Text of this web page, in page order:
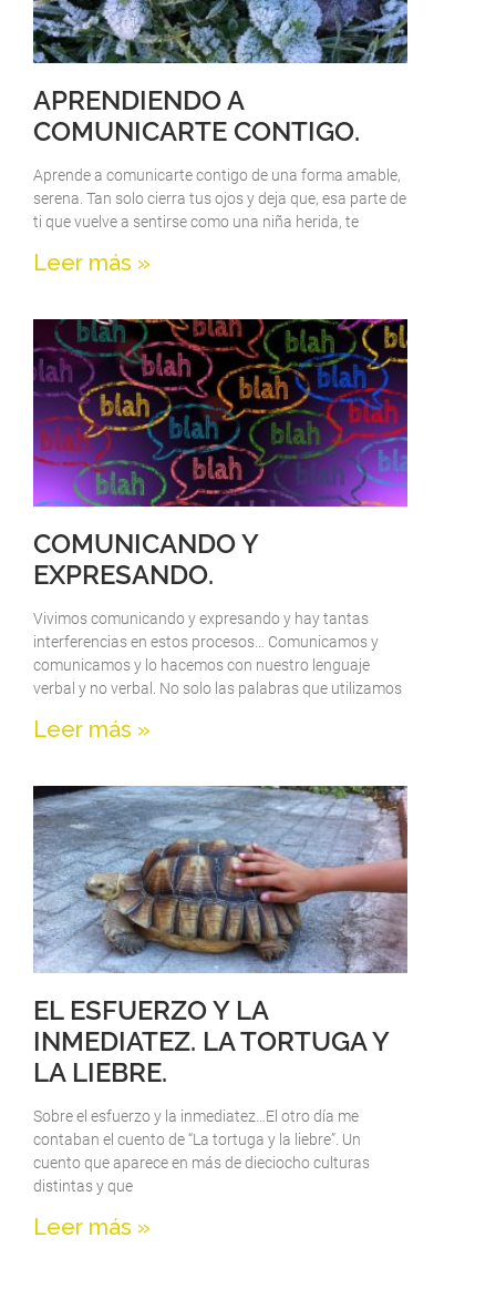
APRENDIENDO A
COMUNICARTE CONTIGO.
Aprende a comunicarte contigo de una forma amable,
serena. Tan solo cierra tus ojos y deja que, esa parte de
ti que vuelve a sentirse como una niña herida, te
Leer más »
COMUNICANDO Y
EXPRESANDO.
Vivimos comunicando y expresando y hay tantas
interferencias en estos procesos… Comunicamos y
comunicamos y lo hacemos con nuestro lenguaje
verbal y no verbal. No solo las palabras que utilizamos
Leer más »
EL ESFUERZO Y LA
INMEDIATEZ. LA TORTUGA Y
LA LIEBRE.
Sobre el esfuerzo y la inmediatez…El otro día me
contaban el cuento de “La tortuga y la liebre”. Un
cuento que aparece en más de dieciocho culturas
distintas y que
Leer más »